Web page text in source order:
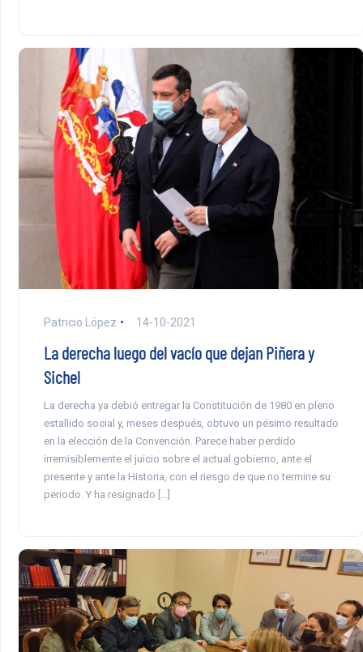
Patricio López 14-10-2021
La derecha luego del vacío que dejan Piñera y
Sichel
La derecha ya debió entregar la Constitución de 1980 en pleno
estallido social y, meses después, obtuvo un pésimo resultado
en la elección de la Convención. Parece haber perdido
irremisiblemente el juicio sobre el actual gobierno, ante el
presente y ante la Historia, con el riesgo de que no termine su
periodo. Y ha resignado […]